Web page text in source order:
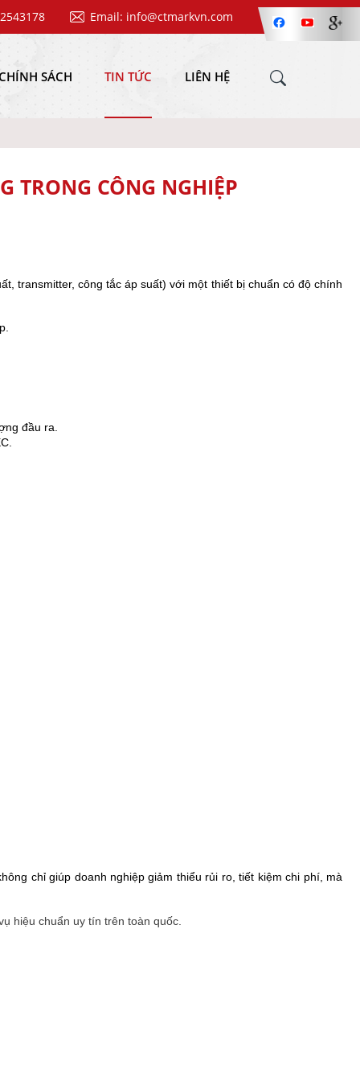
Email: info@ctmarkvn.com
SÁCH TIN TỨC LIÊN HỆ
TRONG CÔNG NGHIỆP
transmitter, công tắc áp suất) với một thiết bị chuẩn có độ chính
đầu ra.
chỉ giúp doanh nghiệp giảm thiểu rủi ro, tiết kiệm chi phí, mà
hiệu chuẩn uy tín trên toàn quốc.